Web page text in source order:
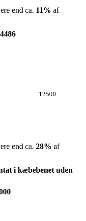
end ca. 11% af
12500
end ca. 28% af
i kæbebenet uden